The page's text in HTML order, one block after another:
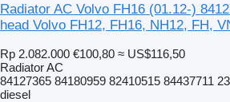
Radiator AC Volvo FH16 (01.12-)
head Volvo FH12, FH16, NH12, FH,
Rp 2.082.000 €100,80 ≈ US$116,50
Radiator AC
84127365 84180959 82410515 84437711
diesel